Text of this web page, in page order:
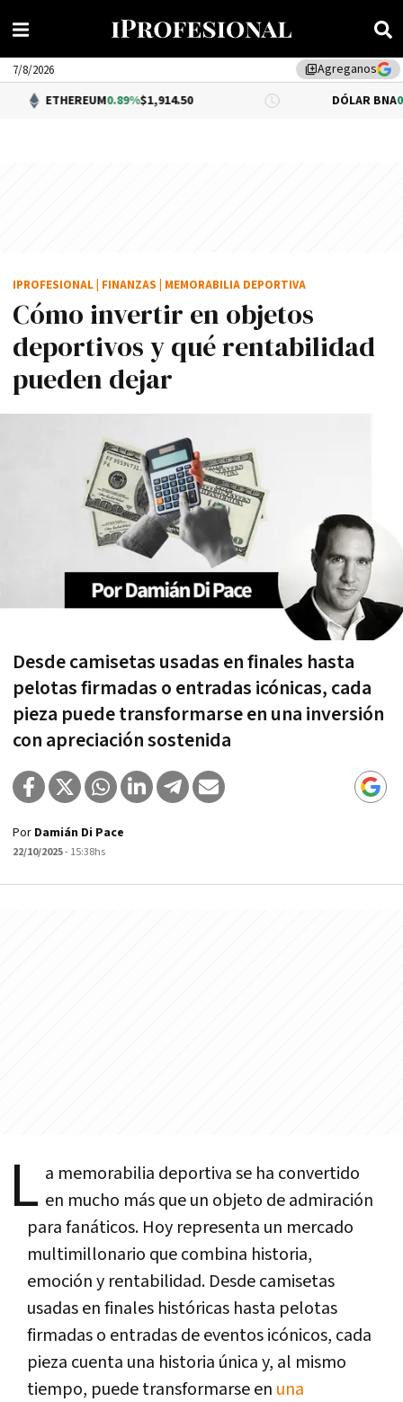
library_addAgreganos
7/8/2026
0.89%$1,914.50 DÓLAR BNA 0.34%
Cómo invertir en objetos
deportivos y qué rentabilidad
pueden dejar
Desde camisetas usadas en finales hasta
pelotas firmadas o entradas icónicas, cada
pieza puede transformarse en una inversión
con apreciación sostenida
IPROFESIONAL FINANZAS MEMORABILIA DEPORTIVA
Por Damián Di Pace
22/10/2025- 15:38hs
L a memorabilia deportiva se ha convertido
en mucho más que un objeto de admiración
para fanáticos. Hoy representa un mercado
multimillonario que combina historia,
emoción y rentabilidad. Desde camisetas
usadas en finales históricas hasta pelotas
firmadas o entradas de eventos icónicos, cada
pieza cuenta una historia única y, al mismo
tiempo, puede transformarse en una